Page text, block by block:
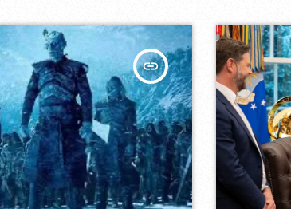
insert_link